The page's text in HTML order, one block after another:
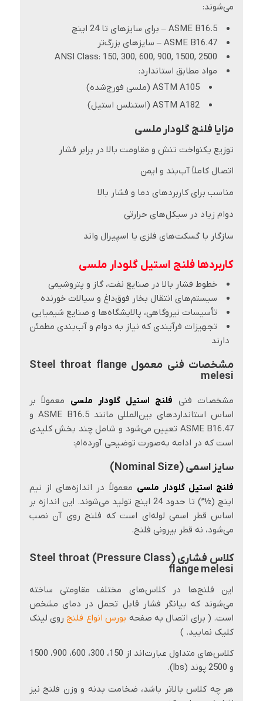
می‌شوند:
ASME B16.5 – برای سایزهای تا 24 اینچ
ASME B16.47 – سایزهای بزرگ‌تر
ANSI Class: 150, 300, 600, 900, 1500, 2500
مواد مطابق استاندارد:
ASTM A105 (ملسی فورج‌شده)
ASTM A182 (استنلس استیل)
مزایا فلنج گلودار ملسی
توزیع یکنواخت تنش و مقاومت بالا در برابر فشار
اتصال کاملاً آب‌بند و ایمن
مناسب برای کاربردهای دما و فشار بالا
دوام زیاد در سیکل‌های حرارتی
سازگار با گسکت‌های فلزی یا اسپیرال واند
کاربردها فلنج استیل گلودار ملسی
خطوط فشار بالا در صنایع نفت، گاز و پتروشیمی
سیستم‌های انتقال بخار فوق‌داغ و سیالات خورنده
تأسیسات نیروگاهی، پالایشگاه‌ها و صنایع شیمیایی
تجهیزات فرآیندی که نیاز به دوام و آب‌بندی مطمئن
دارند
مشخصات فنی معمول Steel throat flange
melesi
مشخصات فنی فلنج استیل گلودار ملسی معمولاً بر
اساس استانداردهای بین‌المللی مانند ASME B16.5 و
ASME B16.47 تعیین می‌شود و شامل چند بخش کلیدی
است که در ادامه به‌صورت توضیحی آورده‌ام:
سایز اسمی (Nominal Size)
فلنج استیل گلودار ملسی معمولاً در اندازه‌های از نیم
اینچ (½”) تا حدود 24 اینچ تولید می‌شوند. این اندازه بر
اساس قطر اسمی لوله‌ای است که فلنج روی آن نصب
می‌شود، نه قطر بیرونی فلنج.
کلاس فشاری (Pressure Class) Steel throat
flange melesi
این فلنج‌ها در کلاس‌های مختلف مقاومتی ساخته
می‌شوند که بیانگر فشار قابل تحمل در دمای مشخص
است. ( برای اتصال به صفحه بورس انواع فلنجروی لینک
کلیک نمایید. )
کلاس‌های متداول عبارت‌اند از 150، 300، 600، 900، 1500
و 2500 پوند (lbs).
هر چه کلاس بالاتر باشد، ضخامت بدنه و وزن فلنج نیز